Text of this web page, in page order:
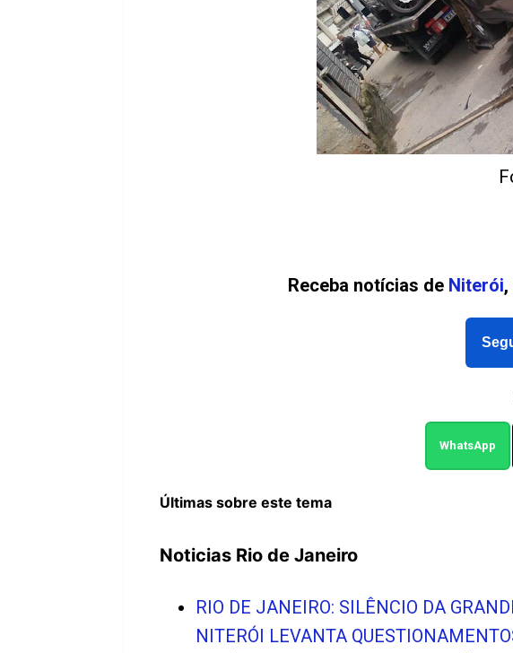
Receba notícias de Niterói,
WhatsApp
Últimas sobre este tema
Noticias Rio de Janeiro
RIO DE JANEIRO: SILÊNCIO DA
NITERÓI LEVANTA